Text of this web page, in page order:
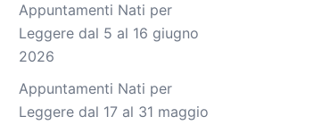
Appuntamenti Nati per
Leggere dal 5 al 16 giugno
2026
Appuntamenti Nati per
Leggere dal 17 al 31 maggio